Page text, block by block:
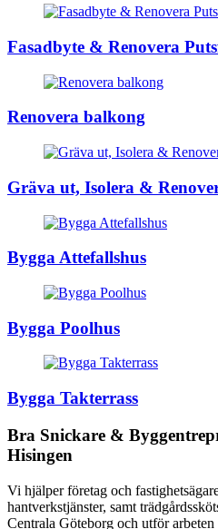
Fasadbyte & Renovera
Renovera balkong
Gräva ut, Isolera &
Bygga Attefallshus
Bygga Poolhus
Bygga Takterrass
Bra Snickare &
Hisingen
Vi hjälper företag och
hantverkstjänster, samt
Centrala Göteborg och utför